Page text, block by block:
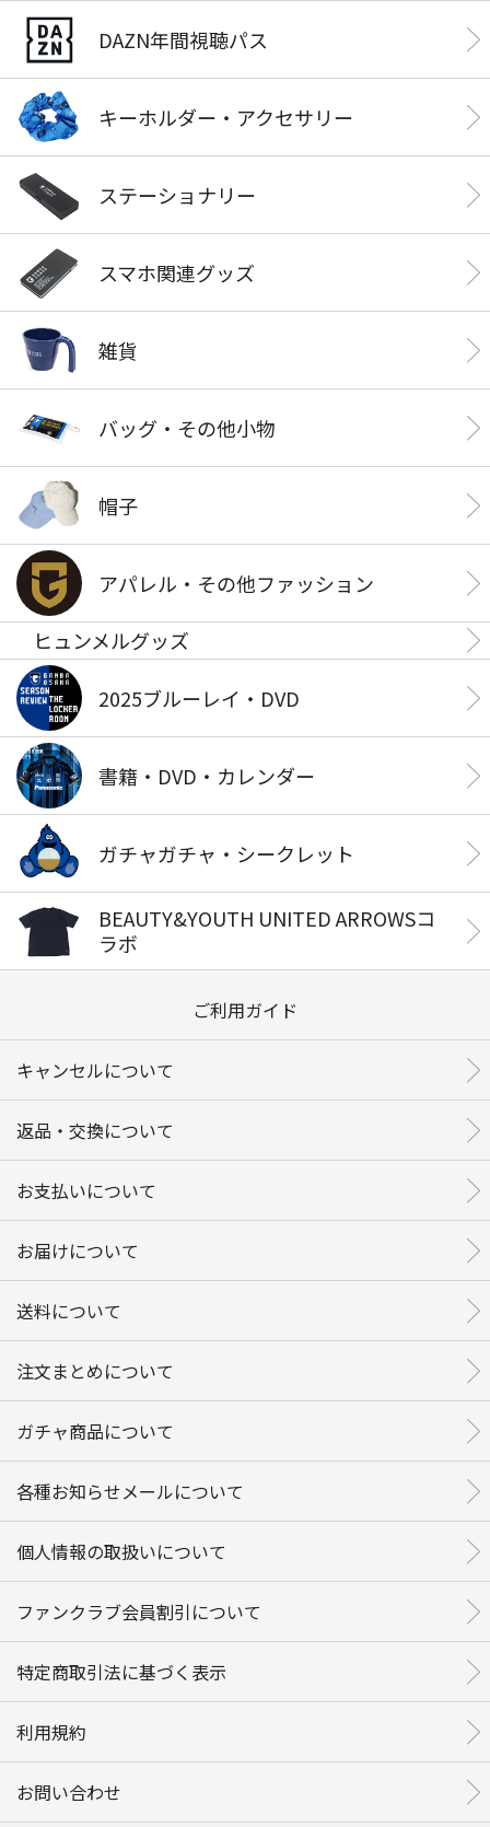
DAZN年間視聴パス
キーホルダー・アクセサリー
ステーショナリー
スマホ関連グッズ
雑貨
バッグ・その他小物
帽子
アパレル・その他ファッション
ヒュンメルグッズ
2025ブルーレイ・DVD
書籍・DVD・カレンダー
ガチャガチャ・シークレット
BEAUTY&YOUTH UNITED ARROWSコ
ラボ
ご利用ガイド
キャンセルについて
返品・交換について
お支払いについて
お届けについて
送料について
注文まとめについて
ガチャ商品について
各種お知らせメールについて
個人情報の取扱いについて
ファンクラブ会員割引について
特定商取引法に基づく表示
利用規約
お問い合わせ